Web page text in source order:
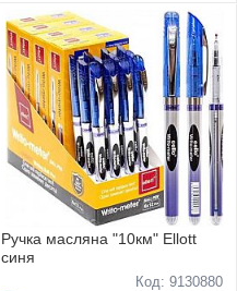
Ручка масляна "10км" Ellott
синя
Код: 9130880